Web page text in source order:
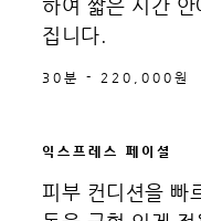
하여 짧은 시간
집니다.
30분 - 220,000원
익스프레스 페이셜
피부 컨디션을 빠